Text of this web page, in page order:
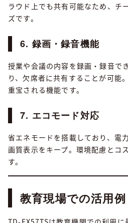
ラウド上でも共有可能なため、チ
ズです。
6. 録画・録音機能
授業や会議の内容を録画・録音で
り、欠席者に共有することが可能
重宝される機能です。
7. エコモード対応
省エネモードを搭載しており、電
画質表示をキープ。環境配慮とコ
す。
教育現場での活用例